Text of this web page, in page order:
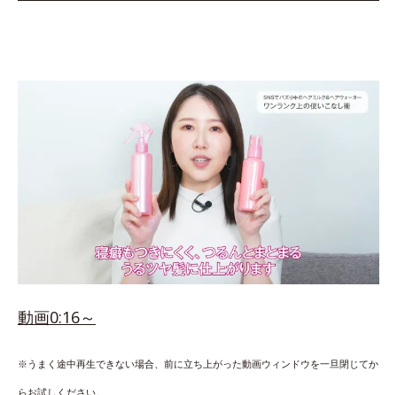
動画0:16～
※うまく途中再生できない場合、前に立ち上がった動画ウィンドウを一旦閉じてか
らお試しください。